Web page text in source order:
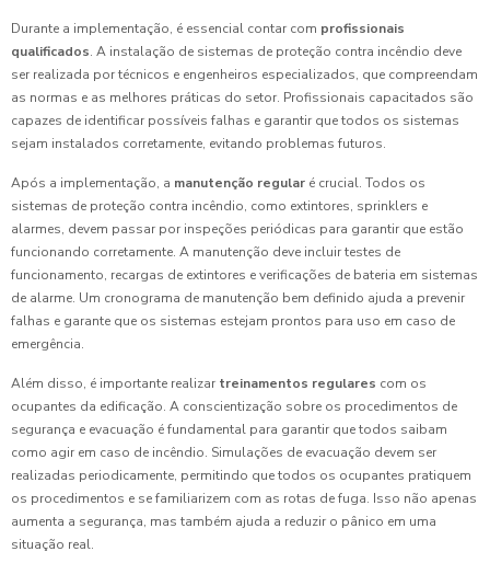
Durante a implementação, é essencial contar com profissionais
qualificados. A instalação de sistemas de proteção contra incêndio deve
ser realizada por técnicos e engenheiros especializados, que compreendam
as normas e as melhores práticas do setor. Profissionais capacitados são
capazes de identificar possíveis falhas e garantir que todos os sistemas
sejam instalados corretamente, evitando problemas futuros.
Após a implementação, a manutenção regular é crucial. Todos os
sistemas de proteção contra incêndio, como extintores, sprinklers e
alarmes, devem passar por inspeções periódicas para garantir que estão
funcionando corretamente. A manutenção deve incluir testes de
funcionamento, recargas de extintores e verificações de bateria em sistemas
de alarme. Um cronograma de manutenção bem definido ajuda a prevenir
falhas e garante que os sistemas estejam prontos para uso em caso de
emergência.
Além disso, é importante realizar treinamentos regulares com os
ocupantes da edificação. A conscientização sobre os procedimentos de
segurança e evacuação é fundamental para garantir que todos saibam
como agir em caso de incêndio. Simulações de evacuação devem ser
realizadas periodicamente, permitindo que todos os ocupantes pratiquem
os procedimentos e se familiarizem com as rotas de fuga. Isso não apenas
aumenta a segurança, mas também ajuda a reduzir o pânico em uma
situação real.